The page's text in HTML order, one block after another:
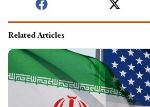
Related Articles